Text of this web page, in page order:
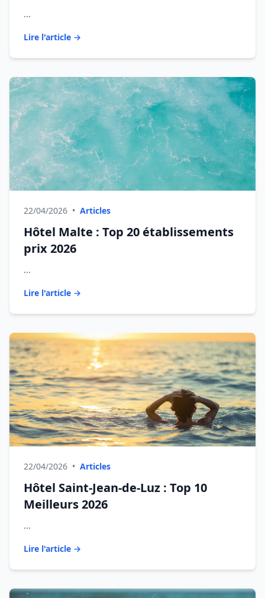
...
Lire l'article →
22/04/2026 • Articles
Hôtel Malte : Top 20 établissements
prix 2026
...
Lire l'article →
22/04/2026 • Articles
Hôtel Saint-Jean-de-Luz : Top 10
Meilleurs 2026
...
Lire l'article →